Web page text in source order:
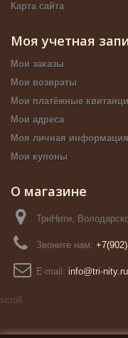
Карта сайта
Моя учетная
Мои заказы
Мои возвраты
Мои платёжные
Мои адреса
Моя личная информация
Мои купоны
О магазине
ТриНити,
Звоните нам:
E-mail: info@tri-nity.ru
scroll